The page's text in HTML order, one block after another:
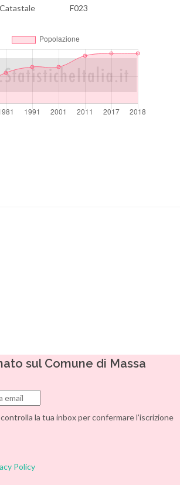
F023
sul Comune di Massa
la tua inbox per confermare l'iscrizione
Policy